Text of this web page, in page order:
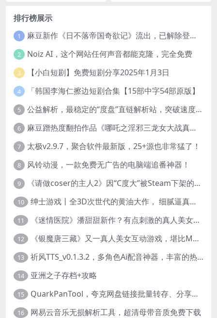
排行榜展示
1 麻豆新作《日不落帝国奇欲记》流出，已解除登录验证！
2 Noiz AI，这个网站任何声音都能克隆，完全免费
3 【小白短剧】免费短剧分享2025年1月3日
4 「韩国李海仁擦边短剧合集【15部中字54部原版】
5 公益解析，最稳定的“度盘”直链解析站，突破速度限制
6 麻豆蹭热度翻拍作品《哪吒之淫邪三龙女大战真阳魔童》 已上线
7 太极v2.9.7，聚合软件最新版，25+源也非常猛了！
8 风铃动漫，一款免费无广告的电脑端追番神器！
9 《请做coser的主人2》因“C度大”被Steam下架的真人美女互动游戏！
10 绅士游戏丨全3D次世代的黄油大作， 细腻逼真的双人互动狂想曲！
11 《迷情医院》潘甜甜新作？有点刺激的真人美女互动游戏
12 《银魔唐三藏》又一真人美女互动游戏，堪比M豆！
13 祈风TTS_v0.1.3.2，多角色Ai配音神器，丰富的热门音色
14 亚洲之子存档+攻略
15 QuarkPanTool，夸克网盘链接批量转存、分享和下载工具
16 网易云音乐无损解析工具，超清母带音质免费下载